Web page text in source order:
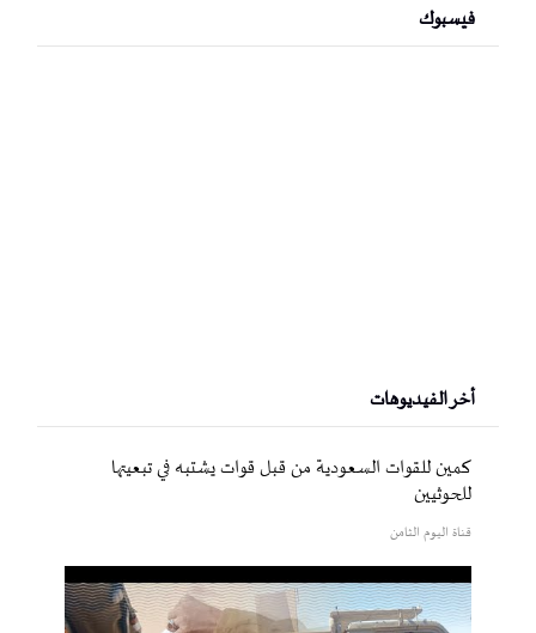
فيسبوك
أخر الفيديوهات
كمين للقوات السعودية من قبل قوات يشتبه في تبعيتها
للحوثيين
قناة اليوم الثامن